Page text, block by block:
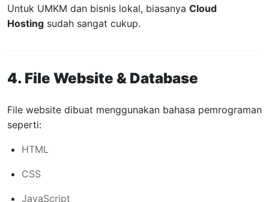
Untuk UMKM dan bisnis lokal, biasanya Cloud
Hosting sudah sangat cukup.
4. File Website & Database
File website dibuat menggunakan bahasa pemrograman
seperti:
HTML
CSS
JavaScript